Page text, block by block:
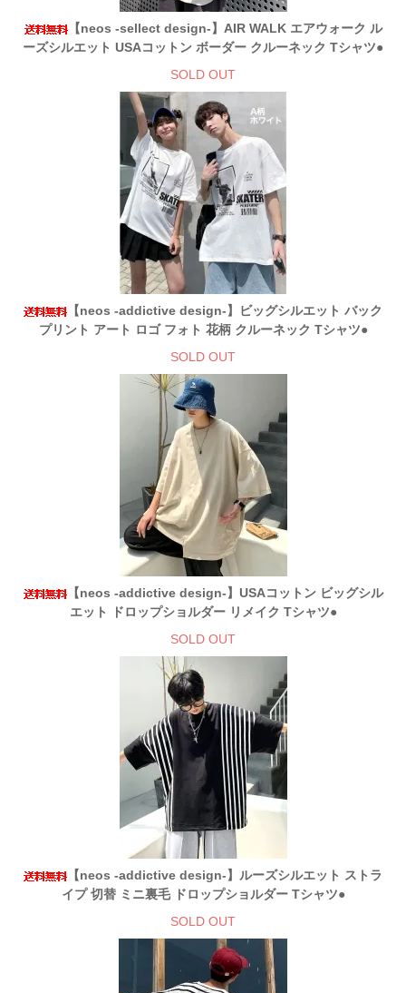
【neos -sellect design-】AIR WALK エアウォーク ル
ーズシルエット USAコットン ボーダー クルーネック Tシャツ●
SOLD OUT
【neos -addictive design-】ビッグシルエット バック
プリント アート ロゴ フォト 花柄 クルーネック Tシャツ●
SOLD OUT
【neos -addictive design-】USAコットン ビッグシル
エット ドロップショルダー リメイク Tシャツ●
SOLD OUT
【neos -addictive design-】ルーズシルエット ストラ
イプ 切替 ミニ裏毛 ドロップショルダー Tシャツ●
SOLD OUT